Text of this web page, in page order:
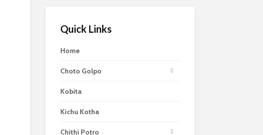
Quick Links
Home
Choto Golpo
Kobita
Kichu Kotha
Chithi Potro